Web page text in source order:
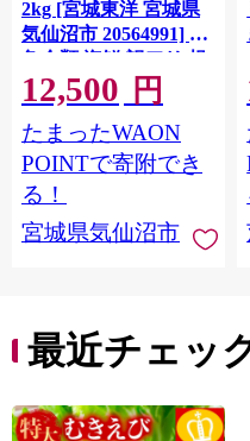
2kg [宮城東洋 宮城県
気仙沼市 20564991] 鮭
魚介類 海鮮 訳アリ 規
格外 不揃い さけ サケ
鮭切身 シャケ 切り身
冷凍 家庭用 おかず 弁
当 支援 サーモン 銀鮭
切り身 魚 わけあり
12,500 円
たまったWAON
POINTで寄附でき
る！
宮城県気仙沼市
最近チェッ